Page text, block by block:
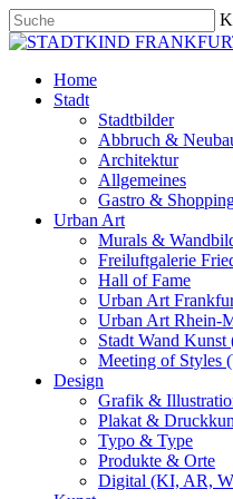
Skip
to
content
Close
search
Menu
Home
Stadt
Stadtbilder
Abbruch &
Architektur
Allgemeines
Gastro &
Urban Art
Murals &
Freiluftgalerie
Hall of Fame
Urban Art
Urban Art Rhein-
Stadt Wand
Meeting of Styles
Design
Grafik &
Plakat &
Typo & Type
Produkte & Orte
Digital (KI, AR,